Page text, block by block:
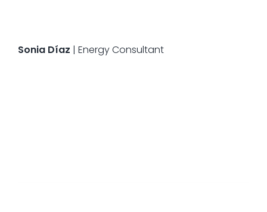
Sonia Díaz | Energy Consultant